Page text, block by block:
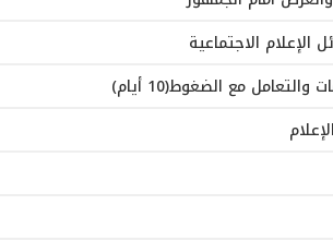
الإعلام الاجتماعية
مع الضغوط(10 أيام)